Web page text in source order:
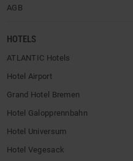
AGB
HOTELS
ATLANTIC Hotels
Hotel Airport
Grand Hotel Bremen
Hotel Galopprennbahn
Hotel Universum
Hotel Vegesack